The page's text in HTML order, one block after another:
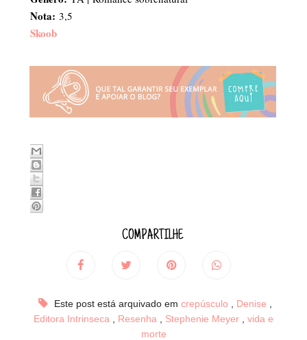
Nota: 3,5
Skoob
COMPARTILHE
Este post está arquivado em crepúsculo Denise
Editora Intrinseca
Resenha Stephenie Meyer
vida e
morte